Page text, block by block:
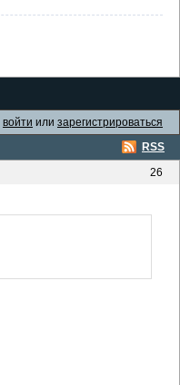
войти или зарегистрироваться
RSS
26